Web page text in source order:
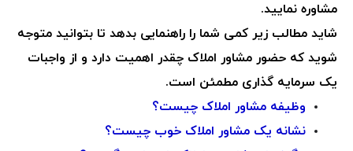
مشاوره نمایید.
شاید مطالب زیر کمی شما را راهنمایی بدهد تا بتوانید متوجه
شوید که حضور مشاور املاک چقدر اهمیت دارد و از واجبات
یک سرمایه گذاری مطمئن است.
وظیفه مشاور املاک چیست؟
نشانه یک مشاور املاک خوب چیست؟